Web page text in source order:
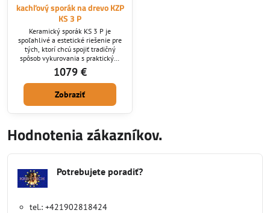
kachľový sporák na drevo KZP
KS 3 P
Keramický sporák KS 3 P je
spoľahlivé a estetické riešenie pre
tých, ktorí chcú spojiť tradičný
spôsob vykurovania s praktickým
varením. Vďaka svojmu klasickému
rustikálnemu dizajnu pôsobí
elegantne v každej kuchyni alebo
vidieckom dome. Je vyrobený z
nehrdzavejúcej ocele, liatiny a
dlhú životnosť a vysokú účinnosť.
1079 €
Zobraziť
Hodnotenia zákazníkov.
Potrebujete poradiť?
tel.: +421902818424